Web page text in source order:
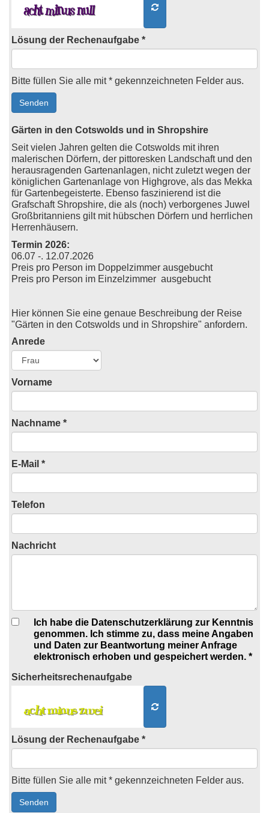
Lösung der Rechenaufgabe *
Bitte füllen Sie alle mit * gekennzeichneten Felder aus.
Gärten in den Cotswolds und in Shropshire
Seit vielen Jahren gelten die Cotswolds mit ihren
malerischen Dörfern, der pittoresken Landschaft und den
herausragenden Gartenanlagen, nicht zuletzt wegen der
königlichen Gartenanlage von Highgrove, als das Mekka
für Gartenbegeisterte. Ebenso faszinierend ist die
Grafschaft Shropshire, die als (noch) verborgenes Juwel
Großbritanniens gilt mit hübschen Dörfern und herrlichen
Herrenhäusern.
Termin 2026:
06.07 -. 12.07.2026
Preis pro Person im Doppelzimmer ausgebucht
Preis pro Person im Einzelzimmer ausgebucht
Hier können Sie eine genaue Beschreibung der Reise
"Gärten in den Cotswolds und in Shropshire" anfordern.
Anrede
Vorname
Nachname *
E-Mail *
Telefon
Nachricht
Ich habe die Datenschutzerklärung zur Kenntnis
genommen. Ich stimme zu, dass meine Angaben
und Daten zur Beantwortung meiner Anfrage
elektronisch erhoben und gespeichert werden. *
Sicherheitsrechenaufgabe
Lösung der Rechenaufgabe *
Bitte füllen Sie alle mit * gekennzeichneten Felder aus.